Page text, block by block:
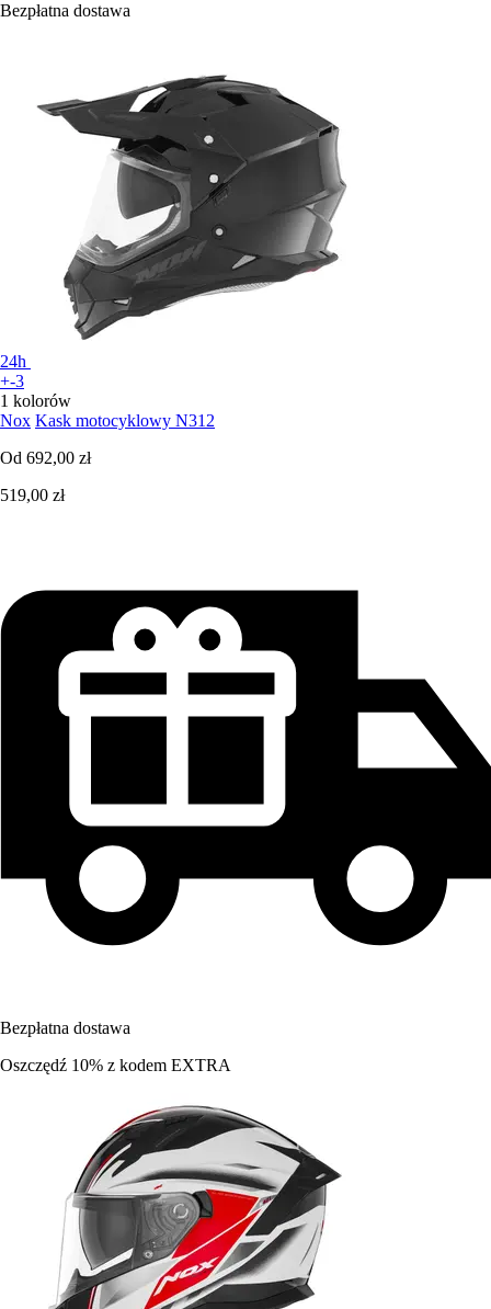
Bezpłatna dostawa
24h
+-3
1 kolorów
Nox Kask motocyklowy N312
Od 692,00 zł
519,00 zł
Bezpłatna dostawa
Oszczędź 10% z kodem EXTRA